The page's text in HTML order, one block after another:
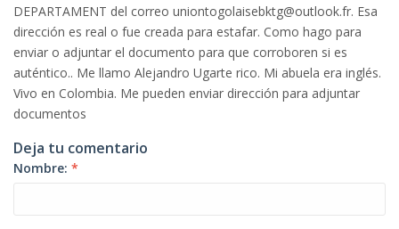
DEPARTAMENT del correo uniontogolaisebktg@outlook.fr. Esa
dirección es real o fue creada para estafar. Como hago para
enviar o adjuntar el documento para que corroboren si es
auténtico.. Me llamo Alejandro Ugarte rico. Mi abuela era inglés.
Vivo en Colombia. Me pueden enviar dirección para adjuntar
documentos
Deja tu comentario
Nombre: *